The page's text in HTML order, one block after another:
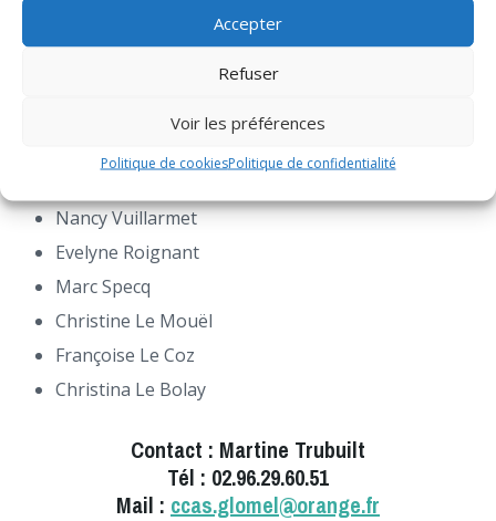
Accepter
Refuser
Voir les préférences
Politique de cookiesPolitique de confidentialité
Dominique Lecante
8 membres extérieurs
Nancy Vuillarmet
Evelyne Roignant
Marc Specq
Christine Le Mouël
Françoise Le Coz
Christina Le Bolay
Contact : Martine Trubuilt
Tél : 02.96.29.60.51
Mail : ccas.glomel@orange.fr